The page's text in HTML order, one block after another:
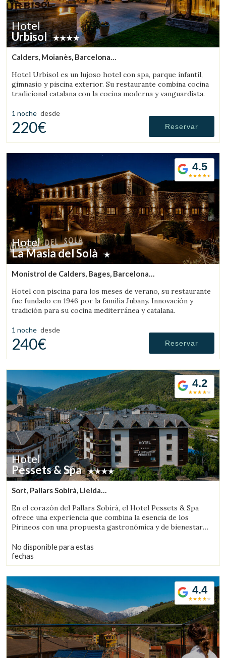
Hotel
Urbisol
Calders, Moianès, Barcelona
Hotel Urbisol es un lujoso hotel con spa, parque infantil,
gimnasio y piscina exterior. Su restaurante combina cocina
tradicional catalana con la cocina moderna y vanguardista.
1 noche desde
220€ Reservar
4.5
Hotel
La Masia del Solà
Monistrol de Calders, Bages, Barcelona
Hotel con piscina para los meses de verano, su restaurante
fue fundado en 1946 por la familia Jubany. Innovación y
tradición para su cocina mediterránea y catalana.
1 noche desde
240€ Reservar
4.2
Hotel
Pessets & Spa
Sort, Pallars Sobirà, Lleida
En el corazón del Pallars Sobirà, el Hotel Pessets & Spa
ofrece una experiencia que combina la esencia de los
Pirineos con una propuesta gastronómica y de bienestar
estaciones. Situado en Sort, rodeado de montañas y
naturaleza, es un destino ideal tanto para los amantes de las
actividades al aire libre como para quienes buscan
desconexión, autenticidad y buena mesa.
No disponible para estas
fechas
4.4